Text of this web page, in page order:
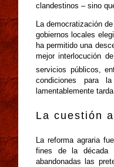
clandestinos – sino
La democratización
gobiernos locales
ha permitido una
mejor interlocución
servicios públicos,
condiciones para
lamentablemente
La cuestión
La reforma agraria
fines de la década
abandonadas las